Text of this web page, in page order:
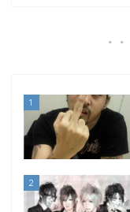
1
2